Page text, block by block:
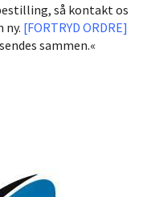
så kontakt os
ny. [FORTRYD ORDRE]
sammen.«